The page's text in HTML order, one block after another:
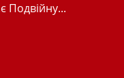
Подвійну...